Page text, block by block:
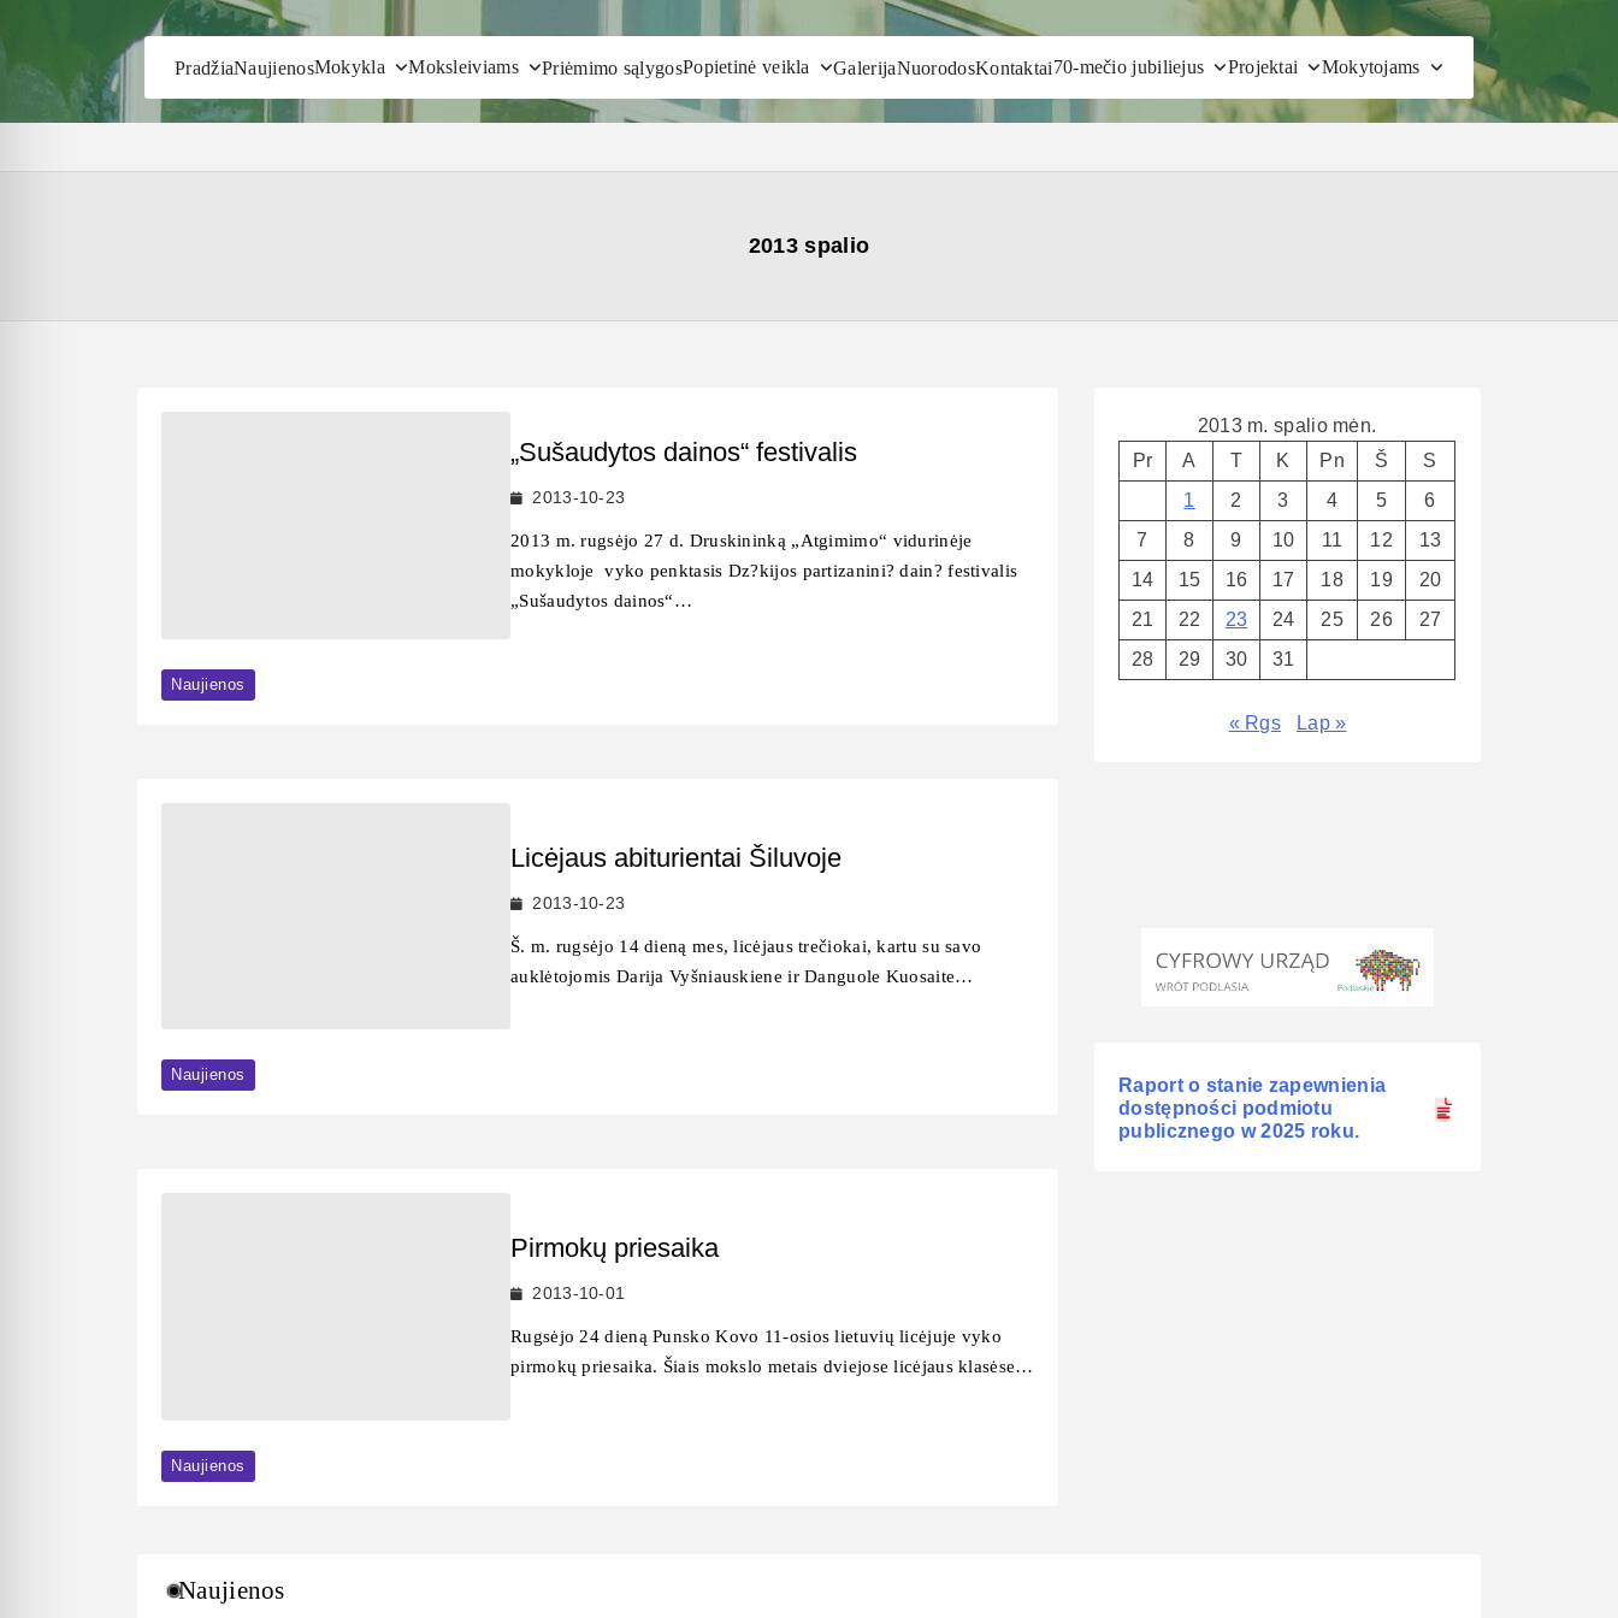
PradžiaNaujienosMokykla Moksleiviams Priėmimo sąlygosPopietinė veikla GalerijaNuorodosKontaktai70-mečio jubiliejus Projektai Mokytojams
2013 spalio
„Sušaudytos dainos“ festivalis
2013-10-23
2013 m. rugsėjo 27 d. Druskininką „Atgimimo“ vidurinėje
mokykloje vyko penktasis Dz?kijos partizanini? dain? festivalis
„Sušaudytos dainos“…
Naujienos
Licėjaus abiturientai Šiluvoje
2013-10-23
Š. m. rugsėjo 14 dieną mes, licėjaus trečiokai, kartu su savo
auklėtojomis Darija Vyšniauskiene ir Danguole Kuosaite…
Naujienos
Pirmokų priesaika
2013-10-01
Rugsėjo 24 dieną Punsko Kovo 11-osios lietuvių licėjuje vyko
pirmokų priesaika. Šiais mokslo metais dviejose licėjaus klasėse…
Naujienos
2013 m. spalio mėn.
Pr
A T K Pn Š
S
1
2 3 4 5
6
7
8 9 10 11 12
13
14
15 16 17 18 19
20
21
22 23 24 25 26
27
28
29 30 31
« Rgs Lap »
Raport o stanie zapewnienia
dostępności podmiotu
publicznego w 2025 roku.
Naujienos